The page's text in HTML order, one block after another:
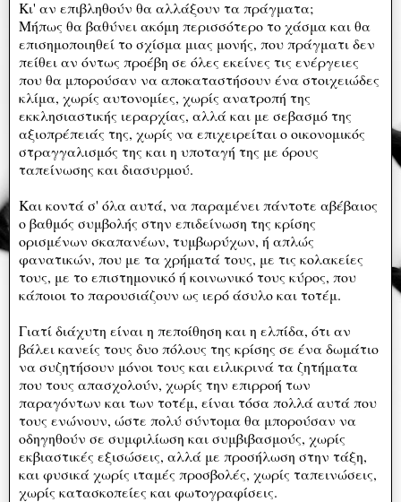
Κι' αν επιβληθούν θα αλλάξουν τα πράγματα;
Μήπως θα βαθύνει ακόμη περισσότερο το χάσμα και θα
επισημοποιηθεί το σχίσμα μιας μονής, που πράγματι δεν
πείθει αν όντως προέβη σε όλες εκείνες τις ενέργειες
που θα μπορούσαν να αποκαταστήσουν ένα στοιχειώδες
κλίμα, χωρίς αυτονομίες, χωρίς ανατροπή της
εκκλησιαστικής ιεραρχίας, αλλά και με σεβασμό της
αξιοπρέπειάς της, χωρίς να επιχειρείται ο οικονομικός
στραγγαλισμός της και η υποταγή της με όρους
ταπείνωσης και διασυρμού.
Και κοντά σ' όλα αυτά, να παραμένει πάντοτε αβέβαιος
ο βαθμός συμβολής στην επιδείνωση της κρίσης
ορισμένων σκαπανέων, τυμβωρύχων, ή απλώς
φανατικών, που με τα χρήματά τους, με τις κολακείες
τους, με το επιστημονικό ή κοινωνικό τους κύρος, που
κάποιοι το παρουσιάζουν ως ιερό άσυλο και τοτέμ.
Γιατί διάχυτη είναι η πεποίθηση και η ελπίδα, ότι αν
βάλει κανείς τους δυο πόλους της κρίσης σε ένα δωμάτιο
να συζητήσουν μόνοι τους και ειλικρινά τα ζητήματα
που τους απασχολούν, χωρίς την επιρροή των
παραγόντων και των τοτέμ, είναι τόσα πολλά αυτά που
τους ενώνουν, ώστε πολύ σύντομα θα μπορούσαν να
οδηγηθούν σε συμφιλίωση και συμβιβασμούς, χωρίς
εκβιαστικές εξισώσεις, αλλά με προσήλωση στην τάξη,
και φυσικά χωρίς ιταμές προσβολές, χωρίς ταπεινώσεις,
χωρίς κατασκοπείες και φωτογραφίσεις.